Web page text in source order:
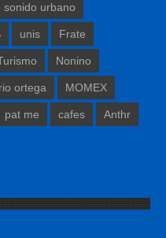
sonido urbano
unis Frate
Nonino
ortega MOMEX
pat me cafes Anthr